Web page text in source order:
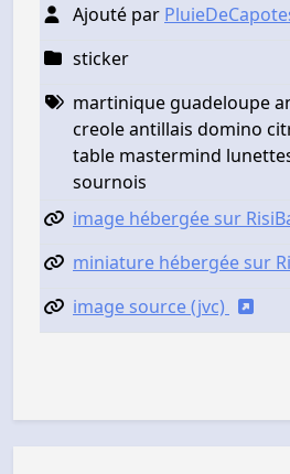
Ajouté par
sticker
martinique guadeloupe
creole antillais domino
table mastermind
sournois
image hébergée sur
miniature hébergée sur
image source (jvc)